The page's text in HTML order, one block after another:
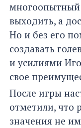
многоопытный
выходить, а
Но и без его
создавать
и усилиями
свое
После игры
отметили, что
значения не